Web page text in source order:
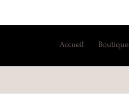
Accueil Boutique